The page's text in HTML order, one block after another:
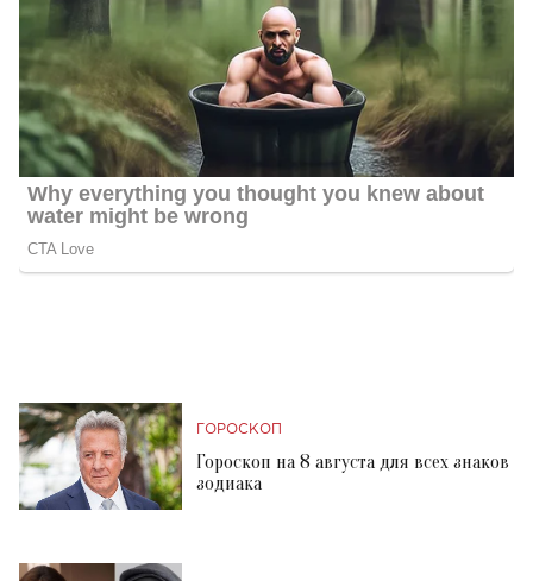
ГОРОСКОП
Гороскоп на 8 августа для всех знаков
зодиака